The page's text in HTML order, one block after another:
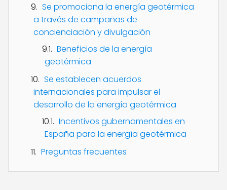
Se promociona la energía geotérmica
a través de campañas de
concienciación y divulgación
Beneficios de la energía
geotérmica
Se establecen acuerdos
internacionales para impulsar el
desarrollo de la energía geotérmica
Incentivos gubernamentales en
España para la energía geotérmica
Preguntas frecuentes